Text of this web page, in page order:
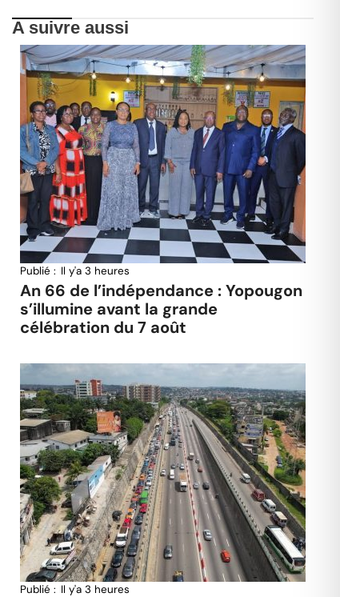
A suivre aussi
Publié : Il y'a 3 heures
An 66 de l’indépendance : Yopougon
s’illumine avant la grande
célébration du 7 août
Publié : Il y'a 3 heures